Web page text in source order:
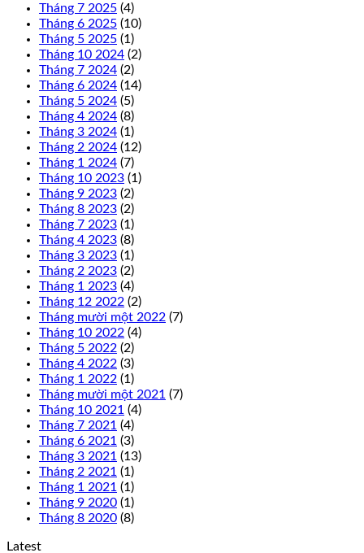
Tháng 7 2025 (4)
Tháng 6 2025 (10)
Tháng 5 2025 (1)
Tháng 10 2024 (2)
Tháng 7 2024 (2)
Tháng 6 2024 (14)
Tháng 5 2024 (5)
Tháng 4 2024 (8)
Tháng 3 2024 (1)
Tháng 2 2024 (12)
Tháng 1 2024 (7)
Tháng 10 2023 (1)
Tháng 9 2023 (2)
Tháng 8 2023 (2)
Tháng 7 2023 (1)
Tháng 4 2023 (8)
Tháng 3 2023 (1)
Tháng 2 2023 (2)
Tháng 1 2023 (4)
Tháng 12 2022 (2)
Tháng mười một 2022 (7)
Tháng 10 2022 (4)
Tháng 5 2022 (2)
Tháng 4 2022 (3)
Tháng 1 2022 (1)
Tháng mười một 2021 (7)
Tháng 10 2021 (4)
Tháng 7 2021 (4)
Tháng 6 2021 (3)
Tháng 3 2021 (13)
Tháng 2 2021 (1)
Tháng 1 2021 (1)
Tháng 9 2020 (1)
Tháng 8 2020 (8)
Latest